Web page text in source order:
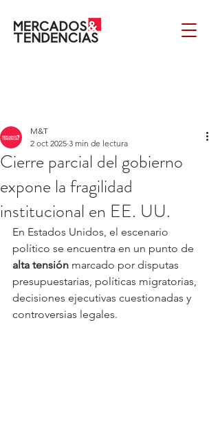
Cierre parcial del gobierno
expone la fragilidad
institucional en EE. UU.
M&T
2 oct 2025 3 min de lectura
En Estados Unidos, el escenario
político se encuentra en un punto de
alta tensión marcado por disputas
presupuestarias, políticas migratorias,
decisiones ejecutivas cuestionadas y
controversias legales.